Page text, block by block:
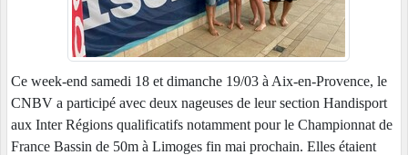
Ce week-end samedi 18 et dimanche 19/03 à Aix-en-Provence, le
CNBV a participé avec deux nageuses de leur section Handisport
aux Inter Régions qualificatifs notamment pour le Championnat de
France Bassin de 50m à Limoges fin mai prochain. Elles étaient